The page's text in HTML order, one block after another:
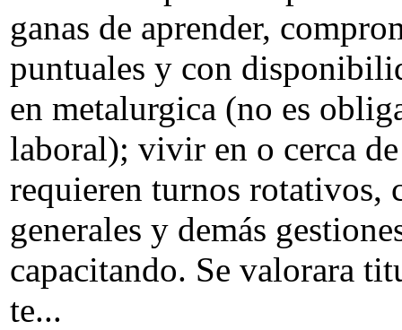
ganas de aprender,
puntuales y con
en metalurgica (no es
laboral); vivir en o cerca
requieren turnos rotativos,
generales y demás
capacitando. Se valorara
te...